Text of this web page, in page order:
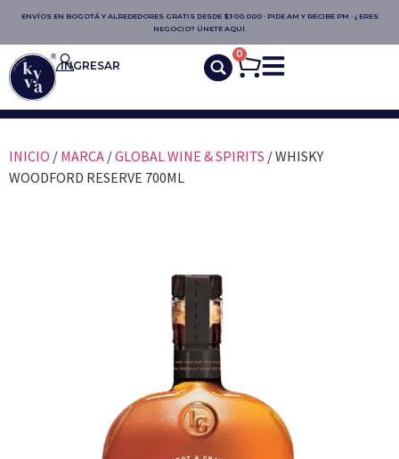
ENVÍOS EN BOGOTÁ Y ALREDEDORES GRATIS DESDE $300.000 · PIDE AM Y RECIBE PM · ¿ERES
NEGOCIO? ÚNETE AQUÍ.
INGRESAR
0
INICIO / MARCA /GLOBAL WINE & SPIRITS / WHISKY
WOODFORD RESERVE 700ML